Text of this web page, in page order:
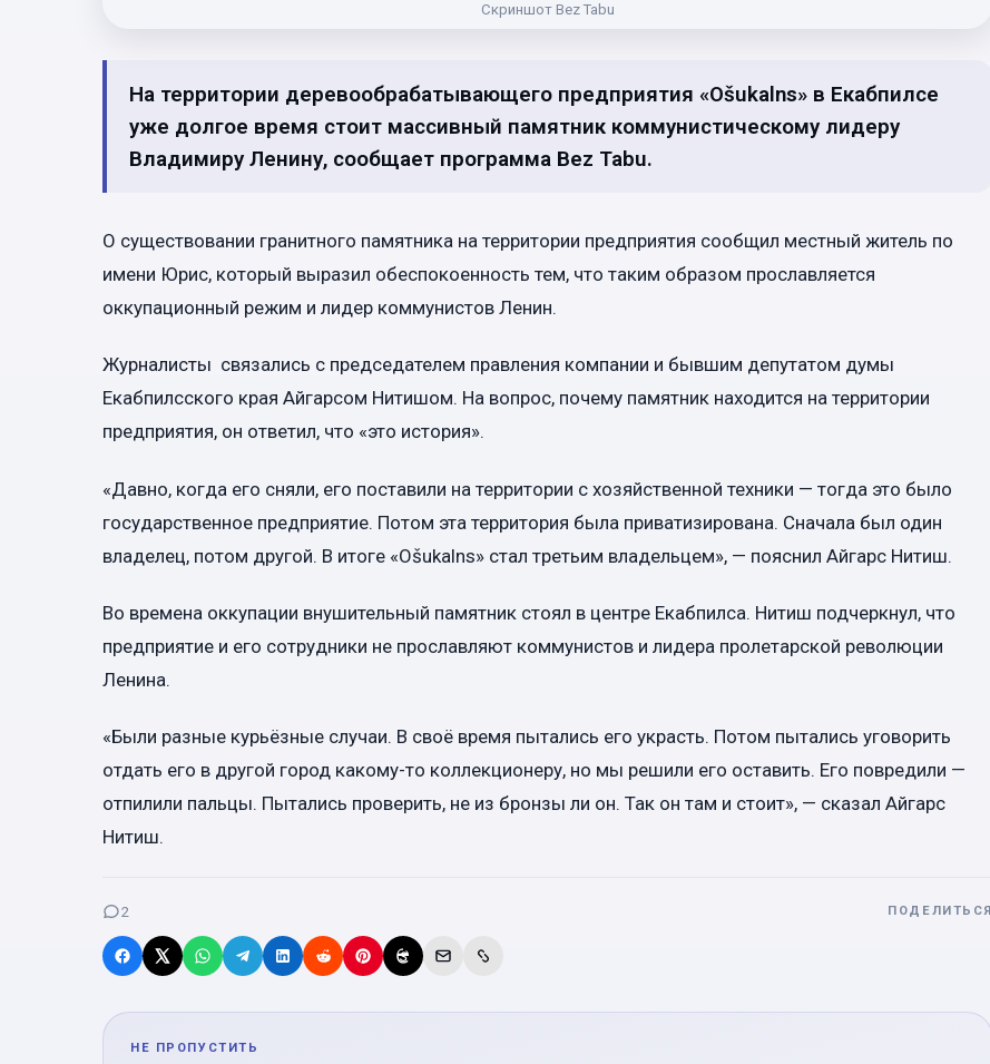
Скриншот Bez Tabu
На территории деревообрабатывающего предприятия «Ošukalns» в Екабпилсе
уже долгое время стоит массивный памятник коммунистическому лидеру
Владимиру Ленину, сообщает программа Bez Tabu.
О существовании гранитного памятника на территории предприятия сообщил местный житель по
имени Юрис, который выразил обеспокоенность тем, что таким образом прославляется
оккупационный режим и лидер коммунистов Ленин.
Журналисты связались с председателем правления компании и бывшим депутатом думы
Екабпилсского края Айгарсом Нитишом. На вопрос, почему памятник находится на территории
предприятия, он ответил, что «это история».
«Давно, когда его сняли, его поставили на территории с хозяйственной техники — тогда это было
государственное предприятие. Потом эта территория была приватизирована. Сначала был один
владелец, потом другой. В итоге «Ošukalns» стал третьим владельцем», — пояснил Айгарс Нитиш.
Во времена оккупации внушительный памятник стоял в центре Екабпилса. Нитиш подчеркнул, что
предприятие и его сотрудники не прославляют коммунистов и лидера пролетарской революции
Ленина.
«Были разные курьёзные случаи. В своё время пытались его украсть. Потом пытались уговорить
отдать его в другой город какому-то коллекционеру, но мы решили его оставить. Его повредили —
отпилили пальцы. Пытались проверить, не из бронзы ли он. Так он там и стоит», — сказал Айгарс
Нитиш.
2 ПОДЕЛИТЬСЯ
НЕ ПРОПУСТИТЬ